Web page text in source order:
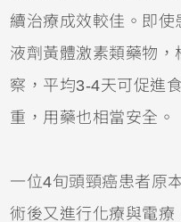
續治療成效較佳。即
液劑黃體激素類藥物
察，平均3-4天可促進
重，用藥也相當安全。
一位4旬頭頸癌患者原
術後又進行化療與電